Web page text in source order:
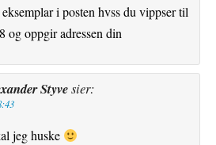
i posten hvss du vippser til
og oppgir adressen din
Styvesier:
jeg huske